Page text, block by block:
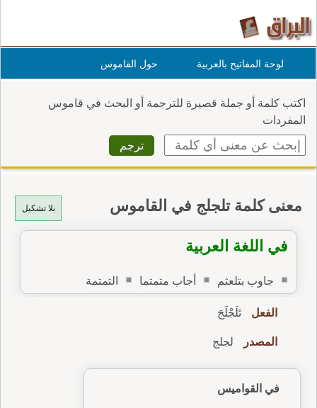
لوحة المفاتيح بالعربية حول القاموس
اكتب كلمة أو جملة قصيرة للترجمة أو البحث في قاموس
المفردات
بلا تشكيل معنى كلمة تلجلج في القاموس
في اللغة العربية
جاوب بتلعثم أجاب متمتما التمتمة
الفعل تَلَجْلَجَ
المصدر لجلج
في القواميس